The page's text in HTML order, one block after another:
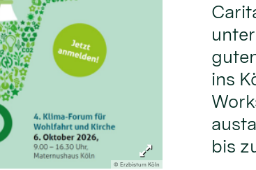
© Erzbistum Köln
ins
bis